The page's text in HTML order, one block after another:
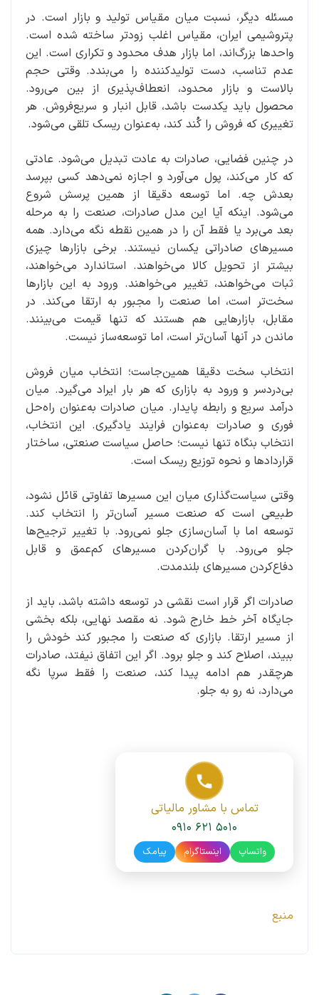
مسئله دیگر، نسبت میان مقیاس تولید و بازار است. در
پتروشیمی ایران، مقیاس اغلب زودتر ساخته شده است.
واحدها بزرگ‌اند، اما بازار هدف محدود و تکراری است. این
عدم‌ تناسب، دست تولیدکننده را می‌بندد. وقتی حجم
بالاست و بازار محدود، انعطاف‌پذیری از بین می‌رود.
محصول باید یکدست باشد، قابل انبار و سریع‌فروش. هر
تغییری که فروش را کُند کند، به‌عنوان ریسک تلقی می‌شود.
در چنین فضایی، صادرات به عادت تبدیل می‌شود. عادتی
که کار می‌کند، پول می‌آورد و اجازه نمی‌دهد کسی بپرسد
بعدش چه. اما توسعه دقیقا از همین پرسش شروع
می‌شود. اینکه آیا این مدل صادرات، صنعت را به مرحله
بعد می‌برد یا فقط آن را در همین نقطه نگه می‌دارد. همه
مسیرهای صادراتی یکسان نیستند. برخی بازارها چیزی
بیشتر از تحویل کالا می‌خواهند. استاندارد می‌خواهند،
ثبات می‌خواهند، تغییر می‌خواهند. ورود به این بازارها
سخت‌تر است، اما صنعت را مجبور به ارتقا می‌کند. در
مقابل، بازارهایی هم هستند که تنها قیمت می‌بینند.
ماندن در آنها آسان‌تر است، اما توسعه‌ساز نیست.
انتخاب سخت دقیقا همین‌جاست؛ انتخاب میان فروش
بی‌دردسر و ورود به بازاری که هر بار ایراد می‌گیرد. میان
درآمد سریع و رابطه پایدار. میان صادرات به‌عنوان راه‌حل
فوری و صادرات به‌عنوان فرایند یادگیری. این انتخاب،
انتخاب بنگاه تنها نیست؛ حاصل سیاست صنعتی، ساختار
قراردادها و نحوه توزیع ریسک است.
وقتی سیاست‌گذاری میان این مسیرها تفاوتی قائل نشود،
طبیعی است که صنعت مسیر آسان‌تر را انتخاب کند.
توسعه اما با آسان‌سازی جلو نمی‌رود. با تغییر ترجیح‌ها
جلو می‌رود. با گران‌کردن مسیرهای کم‌عمق و قابل‌
دفاع‌کردن مسیرهای بلندمدت.
صادرات اگر قرار است نقشی در توسعه داشته باشد، باید از
جایگاه آخر خط خارج شود. نه مقصد نهایی، بلکه بخشی
از مسیر ارتقا. بازاری که صنعت را مجبور کند خودش را
ببیند، اصلاح کند و جلو برود. اگر این اتفاق نیفتد، صادرات
هرچقدر هم ادامه پیدا کند، صنعت را فقط سرپا نگه
می‌دارد، نه رو به جلو.
تماس با مشاور مالیاتی
۰۹۱۰ ۶۲۱ ۵۰۱۰
واتساپ اینستاگرام پیامک
منبع